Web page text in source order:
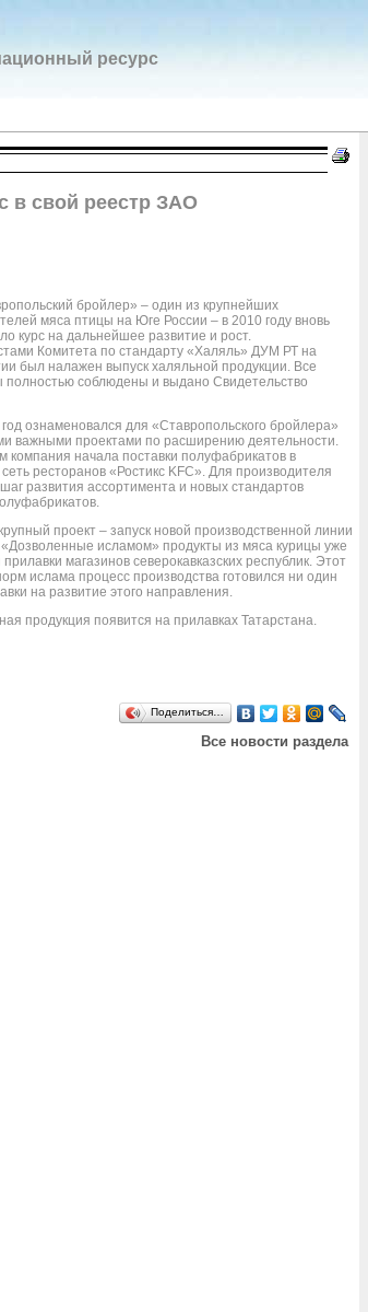
ресурс
в свой реестр ЗАО
бройлер» – один из крупнейших
мяса птицы на Юге России – в 2010 году вновь
курс на дальнейшее развитие и рост.
Комитета по стандарту «Халяль» ДУМ РТ на
был налажен выпуск халяльной продукции. Все
полностью соблюдены и выдано Свидетельство
ознаменовался для «Ставропольского бройлера»
важными проектами по расширению деятельности.
компания начала поставки полуфабрикатов в
ресторанов «Ростикс KFC». Для производителя
развития ассортимента и новых стандартов
проект – запуск новой производственной линии
исламом» продукты из мяса курицы уже
магазинов северокавказских республик. Этот
ислама процесс производства готовился ни один
на развитие этого направления.
продукция появится на прилавках Татарстана.
Поделиться…
Все новости раздела